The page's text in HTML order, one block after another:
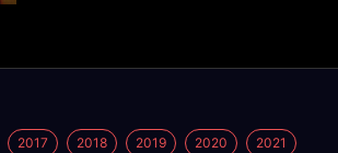
2017 2018 2019 2020 2021